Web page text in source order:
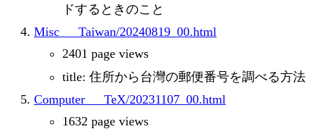
ドするときのこと
Misc___Taiwan/20240819_00.html
2401 page views
title: 住所から台灣の郵便番号を調べる方法
Computer___TeX/20231107_00.html
1632 page views